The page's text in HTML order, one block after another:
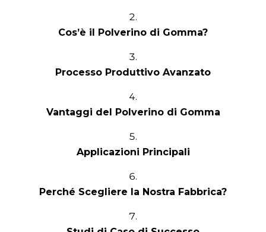
Cos’è il Polverino di Gomma?
Processo Produttivo Avanzato
Vantaggi del Polverino di Gomma
Applicazioni Principali
Perché Scegliere la Nostra Fabbrica?